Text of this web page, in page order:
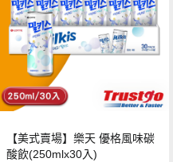
【美式賣場】樂天 優格風味碳
酸飲(250mlx30入)